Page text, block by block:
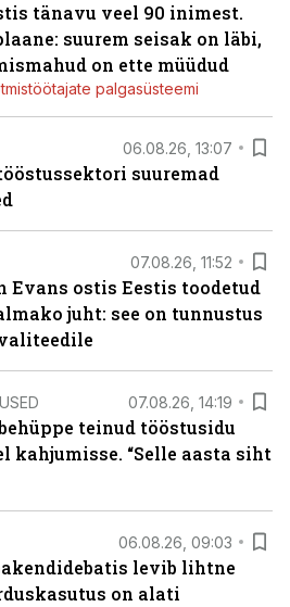
tänavu veel 90 inimest.
suurem seisak on läbi,
on ette müüdud
palgasüsteemi
06.08.26, 13:07
suuremad
07.08.26, 11:52
Evans ostis Eestis toodetud
juht: see on tunnustus
07.08.26, 14:19
teinud tööstusidu
kahjumisse. “Selle aasta siht
06.08.26, 09:03
levib lihtne
on alati